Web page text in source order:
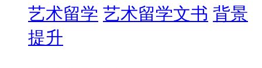
艺术留学 艺术留学文书 背景
提升